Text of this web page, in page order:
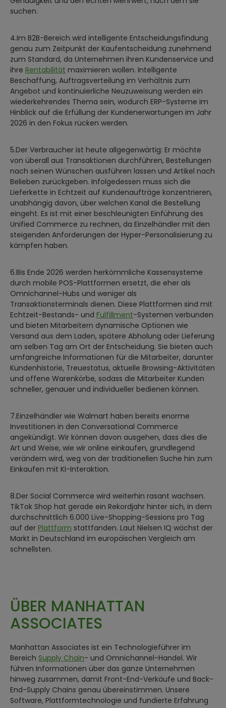
suchen.
4.Im B2B-Bereich wird intelligente Entscheidungsfindung
genau zum Zeitpunkt der Kaufentscheidung zunehmend
zum Standard, da Unternehmen ihren Kundenservice und
ihre Rentabilität maximieren wollen. Intelligente
Beschaffung, Auftragsverteilung im Verhältnis zum
Angebot und kontinuierliche Neuzuweisung werden ein
wiederkehrendes Thema sein, wodurch ERP-Systeme im
Hinblick auf die Erfüllung der Kundenerwartungen im Jahr
2026 in den Fokus rücken werden.
5.Der Verbraucher ist heute allgegenwärtig: Er möchte
von überall aus Transaktionen durchführen, Bestellungen
nach seinen Wünschen ausführen lassen und Artikel nach
Belieben zurückgeben. Infolgedessen muss sich die
Lieferkette in Echtzeit auf Kundenaufträge konzentrieren,
unabhängig davon, über welchen Kanal die Bestellung
eingeht. Es ist mit einer beschleunigten Einführung des
Unified Commerce zu rechnen, da Einzelhändler mit den
steigenden Anforderungen der Hyper-Personalisierung zu
kämpfen haben.
6.Bis Ende 2026 werden herkömmliche Kassensysteme
durch mobile POS-Plattformen ersetzt, die eher als
Omnichannel-Hubs und weniger als
Transaktionsterminals dienen. Diese Plattformen sind mit
Echtzeit-Bestands- und Fulfillment-Systemen verbunden
und bieten Mitarbeitern dynamische Optionen wie
Versand aus dem Laden, spätere Abholung oder Lieferung
am selben Tag am Ort der Entscheidung. Sie bieten auch
umfangreiche Informationen für die Mitarbeiter, darunter
Kundenhistorie, Treuestatus, aktuelle Browsing-Aktivitäten
und offene Warenkörbe, sodass die Mitarbeiter Kunden
schneller, genauer und individueller bedienen können.
7.Einzelhändler wie Walmart haben bereits enorme
Investitionen in den Conversational Commerce
angekündigt. Wir können davon ausgehen, dass dies die
Art und Weise, wie wir online einkaufen, grundlegend
verändern wird, weg von der traditionellen Suche hin zum
Einkaufen mit KI-Interaktion.
8.Der Social Commerce wird weiterhin rasant wachsen.
TikTok Shop hat gerade ein Rekordjahr hinter sich, in dem
durchschnittlich 6.000 Live-Shopping-Sessions pro Tag
auf der Plattform stattfanden. Laut Nielsen IQ wächst der
Markt in Deutschland im europäischen Vergleich am
schnellsten.
ÜBER MANHATTAN
ASSOCIATES
Manhattan Associates ist ein Technologieführer im
Bereich Supply Chain- und Omnichannel-Handel. Wir
führen Informationen über das ganze Unternehmen
hinweg zusammen, damit Front-End-Verkäufe und Back-
End-Supply Chains genau übereinstimmen. Unsere
Software, Plattformtechnologie und fundierte Erfahrung